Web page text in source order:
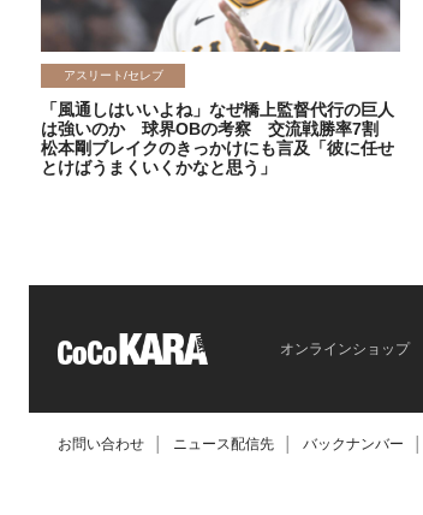
アスリート/セレブ
「風通しはいいよね」なぜ橋上監督代行の巨人
は強いのか 球界OBの考察 交流戦勝率7割
松本剛ブレイクのきっかけにも言及「彼に任せ
とけばうまくいくかなと思う」
オンラインショップ
お問い合わせ ニュース配信先 バックナンバー